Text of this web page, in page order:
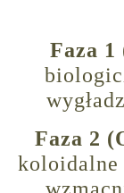
Faza 1
Faza 2